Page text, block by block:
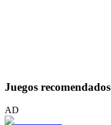
Juegos recomendados
AD